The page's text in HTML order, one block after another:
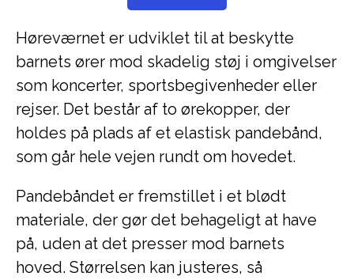
Høreværnet er udviklet til at beskytte
barnets ører mod skadelig støj i omgivelser
som koncerter, sportsbegivenheder eller
rejser. Det består af to ørekopper, der
holdes på plads af et elastisk pandebånd,
som går hele vejen rundt om hovedet.
Pandebåndet er fremstillet i et blødt
materiale, der gør det behageligt at have
på, uden at det presser mod barnets
hoved. Størrelsen kan justeres, så